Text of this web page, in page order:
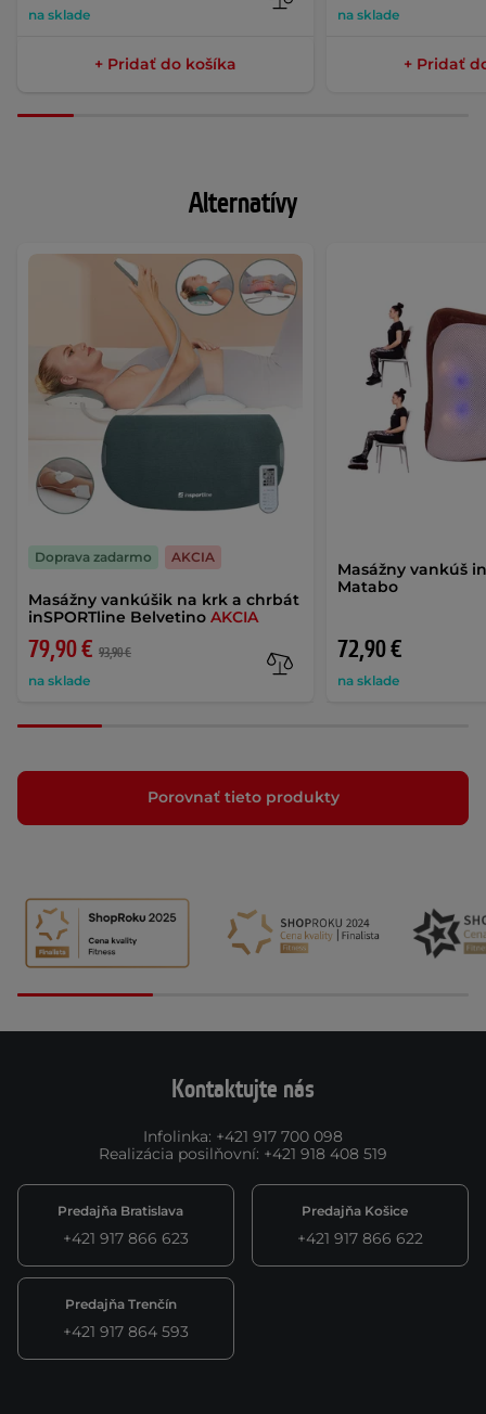
na sklade
+ Pridať do košíka
na sklade
+ Pridať
Alternatívy
Masážny vankúšik na krk a chrbát
inSPORTline Belvetino AKCIA
79,90 € 93,90 €
na sklade
Doprava zadarmo AKCIA
Masážny vankúš
Matabo
72,90 €
na sklade
Porovnať tieto produkty
Kontaktujte nás
Infolinka: +421 917 700 098
Realizácia posilňovní: +421 918 408 519
Predajňa Bratislava
+421 917 866 623
Predajňa Košice
+421 917 866 622
Predajňa Trenčín
+421 917 864 593